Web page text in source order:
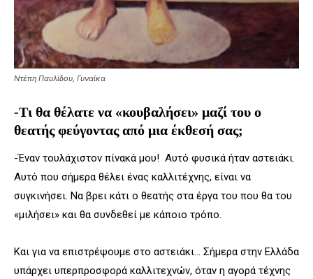
Ντέπη Παυλίδου, Γυναίκα
-Τι θα θέλατε να «κουβαλήσει» μαζί του ο
θεατής φεύγοντας από μια έκθεσή σας;
-Έναν τουλάχιστον πίνακά μου! Αυτό φυσικά ήταν αστειάκι.
Αυτό που σήμερα θέλει ένας καλλιτέχνης, είναι να
συγκινήσει. Να βρει κάτι ο θεατής στα έργα του που θα του
«μιλήσει» και θα συνδεθεί με κάποιο τρόπο.
Και για να επιστρέψουμε στο αστειάκι… Σήμερα στην Ελλάδα
υπάρχει υπερπροσφορά καλλιτεχνών, όταν η αγορά τέχνης